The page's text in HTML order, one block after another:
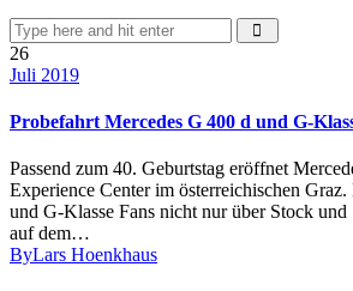
26
Juli 2019
Probefahrt Mercedes G 400 d und G-
Passend zum 40. Geburtstag eröffnet
Experience Center im österreichischen
und G-Klasse Fans nicht nur über Stock und
auf dem…
ByLars Hoenkhaus